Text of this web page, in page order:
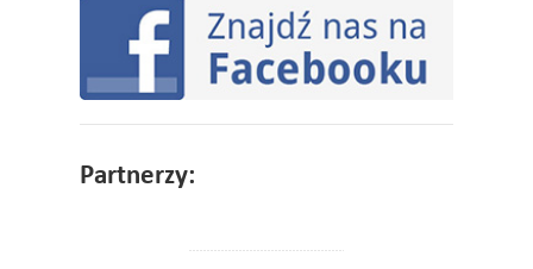
Partnerzy: